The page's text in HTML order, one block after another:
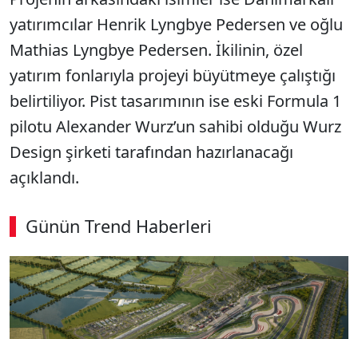
yatırımcılar Henrik Lyngbye Pedersen ve oğlu
Mathias Lyngbye Pedersen. İkilinin, özel
yatırım fonlarıyla projeyi büyütmeye çalıştığı
belirtiliyor. Pist tasarımının ise eski Formula 1
pilotu Alexander Wurz’un sahibi olduğu Wurz
Design şirketi tarafından hazırlanacağı
açıklandı.
Günün Trend Haberleri
00:02 / 09:08
Sesi Aç